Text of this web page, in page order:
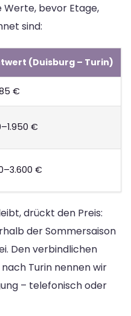
Werte, bevor Etage,
sind:
(Duisburg – Turin)
€
€
€
drückt den Preis:
der Sommersaison
Den verbindlichen
Turin nennen wir
– telefonisch oder